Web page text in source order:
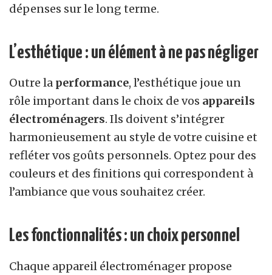
dépenses sur le long terme.
L’esthétique : un élément à ne pas négliger
Outre la performance, l’esthétique joue un
rôle important dans le choix de vos appareils
électroménagers. Ils doivent s’intégrer
harmonieusement au style de votre cuisine et
refléter vos goûts personnels. Optez pour des
couleurs et des finitions qui correspondent à
l’ambiance que vous souhaitez créer.
Les fonctionnalités : un choix personnel
Chaque appareil électroménager propose